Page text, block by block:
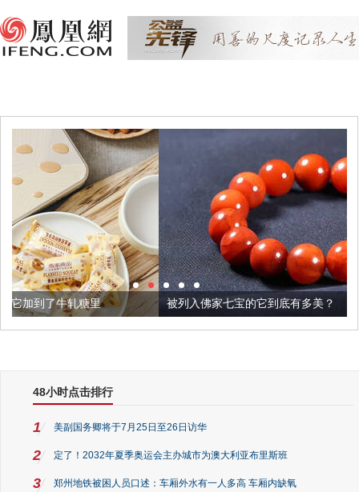
被列入佛家七宝的它到底有多美？
48小时点击排行
1 美副国务卿将于7月25日至26日访华
2 定了！2032年夏季奥运会主办城市为澳大利亚布里斯班
3 郑州地铁被困人员口述：车厢外水有一人多高 车厢内缺氧